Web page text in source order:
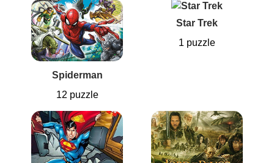
Spiderman
12 puzzle
Star Trek
1 puzzle